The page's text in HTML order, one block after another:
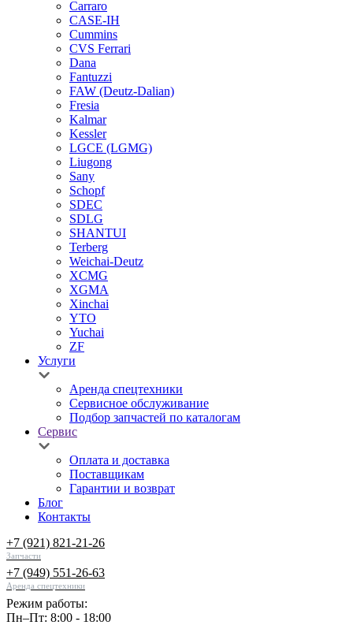
Carraro
CASE-IH
Cummins
CVS Ferrari
Dana
Fantuzzi
FAW (Deutz-Dalian)
Fresia
Kalmar
Kessler
LGCE (LGMG)
Liugong
Sany
Schopf
SDEC
SDLG
SHANTUI
Terberg
Weichai-Deutz
XCMG
XGMA
Xinchai
YTO
Yuchai
ZF
Услуги
Аренда спецтехники
Сервисное обслуживание
Подбор запчастей по каталогам
Сервис
Оплата и доставка
Поставщикам
Гарантии и возврат
Блог
Контакты
+7 (921) 821-21-26
Запчасти
+7 (949) 551-26-63
Аренда спецтехники
Режим работы:
Пн–Пт: 8:00 - 18:00